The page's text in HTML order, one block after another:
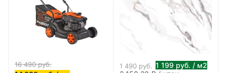
16 490руб. 1 490 руб. 1 199 руб. / м2